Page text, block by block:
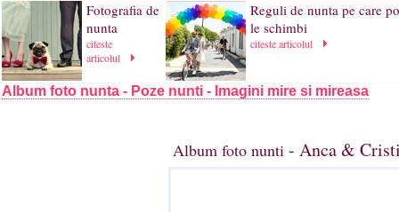
Fotografia de
nunta
citeste
articolul
Reguli de nunta pe care
le schimbi
citeste articolul
Album foto nunta - Poze nunti - Imagini mire si mireasa
Album foto nunti - Anca &